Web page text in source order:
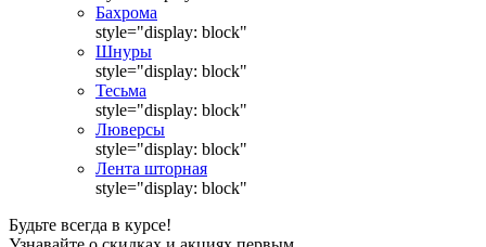
Бахрома
style="display: block"
Шнуры
style="display: block"
Тесьма
style="display: block"
Люверсы
style="display: block"
Лента шторная
style="display: block"
Будьте всегда в курсе!